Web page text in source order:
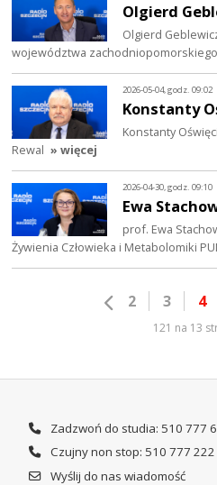
Olgierd
Olgierd
województwa zachodniopomorskiego
2026-05-04, godz. 09:02
Konstanty
Konstanty
Rewal » więcej
2026-04-30, godz. 09:10
Ewa
prof. Ewa
Żywienia Człowieka i Metabolomiki
2 3 4
121 na 13
Zadzwoń do studia: 510 777
Czujny non stop: 510 777 222
Wyślij do nas wiadomość